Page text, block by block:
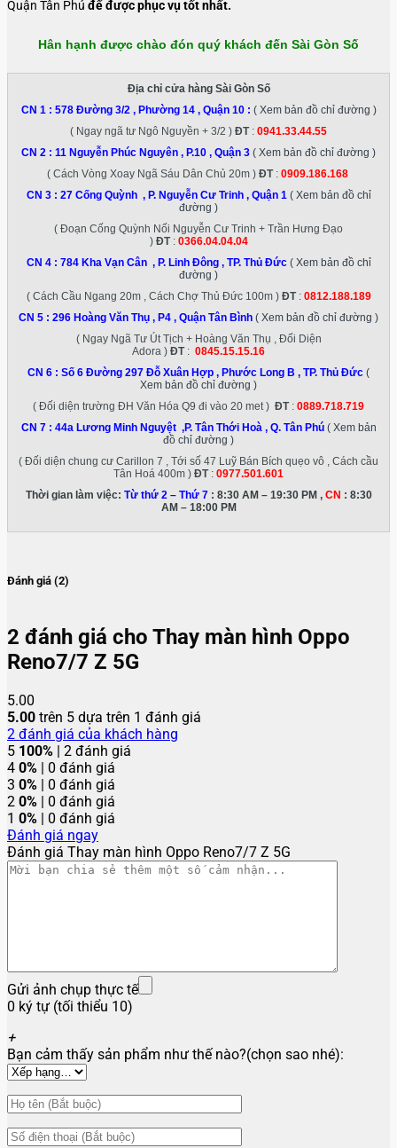
Quận Tân Phú để được phục vụ tốt nhất.
Hân hạnh được chào đón quý khách đến Sài Gòn Số
Địa chỉ cửa hàng Sài Gòn Số
CN 1 : 578 Đường 3/2 , Phường 14 , Quận 10: ( Xem bản đồ chỉ đường )
( Ngay ngã tư Ngô Nguyền + 3/2 ) ĐT: 0941.33.44.55
CN 2 : 11 Nguyễn Phúc Nguyên , P.10 , Quận 3 ( Xem bản đồ chỉ đường )
( Cách Vòng Xoay Ngã Sáu Dân Chủ 20m ) ĐT: 0909.186.168
CN 3 : 27 Cống Quỳnh , P. Nguyễn Cư Trinh , Quận 1 ( Xem bản đồ chỉ
đường )
( Đoạn Cống Quỳnh Nối Nguyễn Cư Trinh + Trần Hưng Đạo
) ĐT: 0366.04.04.04
CN 4 : 784 Kha Vạn Cân , P. Linh Đông , TP. Thủ Đức( Xem bản đồ chỉ
đường )
( Cách Cầu Ngang 20m , Cách Chợ Thủ Đức 100m ) ĐT: 0812.188.189
CN 5 : 296 Hoàng Văn Thụ , P4 , Quận Tân Bình ( Xem bản đồ chỉ đường )
( Ngay Ngã Tư Út Tịch + Hoàng Văn Thụ , Đối Diện
Adora ) ĐT: 0845.15.15.16
CN 6 : Số 6 Đường 297 Đỗ Xuân Hợp , Phước Long B , TP. Thủ Đức (
Xem bản đồ chỉ đường )
( Đối diện trường ĐH Văn Hóa Q9 đi vào 20 met ) ĐT: 0889.718.719
CN 7 : 44a Lương Minh Nguyệt ,P. Tân Thới Hoà , Q. Tân Phú ( Xem bản
đồ chỉ đường )
( Đối diện chung cư Carillon 7 , Tới số 47 Luỹ Bán Bích quẹo vô , Cách cầu
Tân Hoá 400m ) ĐT: 0977.501.601
Thời gian làm việc: Từ thứ 2 – Thứ 7: 8:30 AM – 19:30 PM , CN : 8:30
AM – 18:00 PM
Đánh giá (2)
2 đánh giá cho Thay màn hình Oppo
Reno7/7 Z 5G
5.00
5.00 trên 5 dựa trên 1 đánh giá
2 đánh giá của khách hàng
5 100% | 2 đánh giá
4 0% | 0 đánh giá
3 0% | 0 đánh giá
2 0% | 0 đánh giá
1 0% | 0 đánh giá
Đánh giá ngay
Đánh giá Thay màn hình Oppo Reno7/7 Z 5G
Gửi ảnh chụp thực tế
0 ký tự (tối thiểu 10)
+
Bạn cảm thấy sản phẩm như thế nào?(chọn sao nhé):